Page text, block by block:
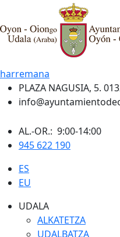
harremana
PLAZA NAGUSIA, 5.
AL.-OR.: 9:00-14:00
945 622 190
ES
EU
UDALA
ALKATETZA
UDALBATZA